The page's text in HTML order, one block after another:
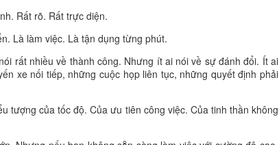
Rất rõ. Rất trực diện.
Là làm việc. Là tận dụng từng phút.
rất nhiều về thành công. Nhưng ít ai nói về sự đánh đổi. Ít ai
xe nối tiếp, những cuộc họp liên tục, những quyết định phải
tượng của tốc độ. Của ưu tiên công việc. Của tinh thần không
bản tốt hơn của chính bạn.
thành hơn? Bạn đã chủ động làm quen với ai có
người? Đừng chờ người khác tìm đến mình.
cuộc gặp gỡ có ý nghĩa. Những người thành
thoại, mà là mạng lưới của niềm tin.
sau mười năm bạn sẽ sở hữu một kho báu mà
lòng biết ơn và những cơ hội không giới hạn.